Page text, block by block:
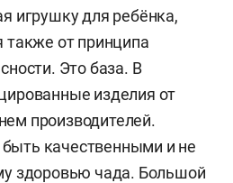
игрушку для ребёнка,
также от принципа
Это база. В
изделия от
производителей.
качественными и не
здоровью чада. Большой